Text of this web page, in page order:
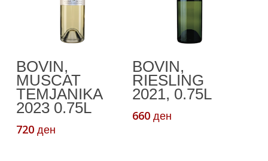
Кошничка
BOVIN,
MUSCAT
TEMJANIKA
2023 0.75L
720 ден
Кошничка
BOVIN,
RIESLING
2021, 0.75L
660ден